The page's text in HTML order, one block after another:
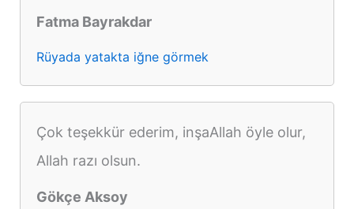
Fatma Bayrakdar
Rüyada yatakta iğne görmek
Çok teşekkür ederim, inşaAllah öyle olur,
Allah razı olsun.
Gökçe Aksoy